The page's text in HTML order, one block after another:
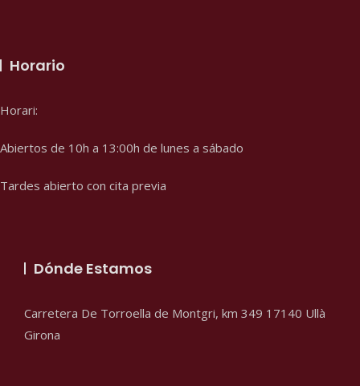
Horario
Horari:
Abiertos de 10h a 13:00h de lunes a sábado
Tardes abierto con cita previa
Dónde Estamos
Carretera De Torroella de Montgri, km 349 17140 Ullà
Girona